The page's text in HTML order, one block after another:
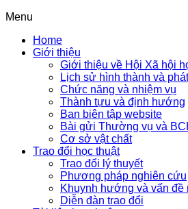
Menu
Home
Giới thiệu
Giới thiệu về Hội Xã hội
Lịch sử hình thành và
Chức năng và nhiệm vụ
Thành tựu và định hướng
Ban biên tập website
Bài gửi Thường vụ và
Cơ sở vật chất
Trao đổi học thuật
Trao đổi lý thuyết
Phương pháp nghiên cứu
Khuynh hướng và vấn đề
Diễn đàn trao đổi